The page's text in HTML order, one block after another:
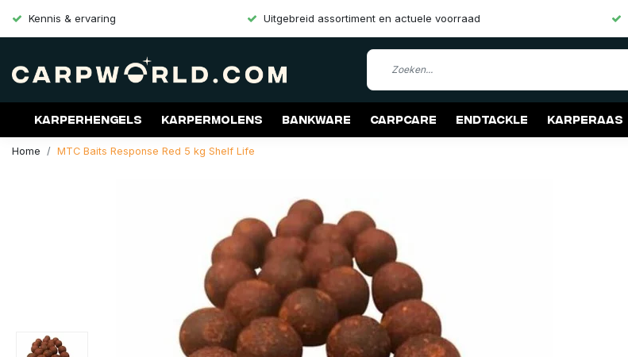
Kennis & ervaring Uitgebreid assortiment en actuele voorraad
Karperhengels Karpermolens Bankware Carpcare Endtackle Karperaas
Merken Aanbiedingen Gift Cards
Home MTC Baits Response Red 5 kg Shelf Life